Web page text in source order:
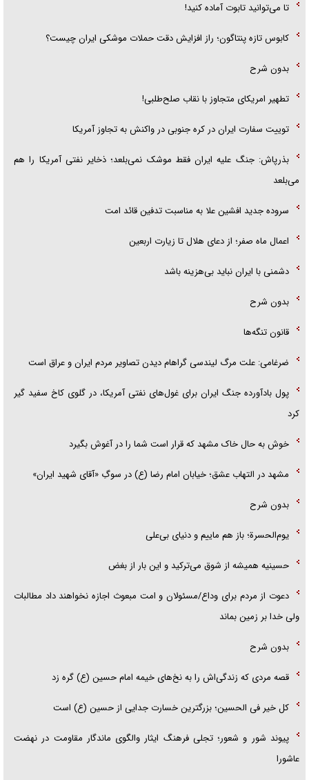
تا می‌توانید تابوت آماده کنید!
کابوس تازه پنتاگون؛ راز افزایش دقت حملات موشکی ایران چیست؟
بدون شرح
تطهیر امریکای متجاوز با نقاب صلح‌طلبی!
توییت سفارت ایران در کره جنوبی در واکنش به تجاوز آمریکا
بذرپاش: ‏جنگ علیه ایران فقط موشک نمی‌بلعد؛ ذخایر نفتی آمریکا را هم
می‌بلعد
سروده جدید افشین علا به مناسبت تدفین قائد امت
اعمال ماه صفر؛ از دعای هلال تا زیارت اربعین
دشمنی با ایران نباید بی‌هزینه باشد
بدون شرح
قانون تنگه‌ها
ضرغامی: علت مرگ لیندسی گراهام دیدن تصاویر مردم ایران و عراق است
پول بادآورده جنگ ایران برای غول‌های نفتی آمریکا، در گلوی کاخ سفید گیر
کرد
خوش به حال خاک مشهد که قرار است شما را در آغوش بگیرد
مشهد در التهاب عشق؛ خیابان امام رضا (ع) در سوگِ «آقای شهید ایران»
بدون شرح
یوم‌الحسرة؛ باز هم ماییم و دنیای بی‌علی
حسینیه همیشه از شوق می‌ترکید و این بار از بغض
دعوت از مردم برای وداع/مسئولان و امت مبعوث اجازه نخواهند داد مطالبات
ولی خدا بر زمین بماند
بدون شرح
قصه مردی که زندگی‌اش را به نخ‌های خیمه امام حسین (ع) گره زد
کل خیر فی الحسین؛ بزرگترین خسارت جدایی از حسین (ع) است
پیوند شور و شعور؛ تجلی فرهنگ ایثار والگوی ماندگار مقاومت در نهضت
عاشورا